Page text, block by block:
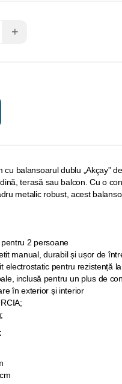
+
balansoarul dublu „Akçay”
terasă sau balcon. Cu o
metalic robust, acest
2 persoane
manual, durabil și ușor de
electrostatic pentru rezistență
inclusă pentru un plus de
în exterior și interior